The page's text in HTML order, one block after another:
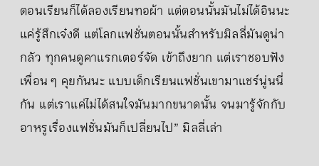
ตอนเรียนก็ได้ลองเรียนทอผ้า แต่ตอนนั้นมันไม่ได้อินนะ
แค่รู้สึกเจ๋งดี แต่โลกแฟชั่นตอนนั้นสำหรับมิลลี่มันดูน่า
กลัว ทุกคนดูคาแรกเตอร์จัด เข้าถึงยาก แต่เราชอบฟัง
เพื่อน ๆ คุยกันนะ แบบเด็กเรียนแฟชั่นเขามาแชร์นู่นนี่
กัน แต่เราแค่ไม่ได้สนใจมันมากขนาดนั้น จนมารู้จักกับ
อาหรูเรื่องแฟชั่นมันก็เปลี่ยนไป” มิลลี่เล่า